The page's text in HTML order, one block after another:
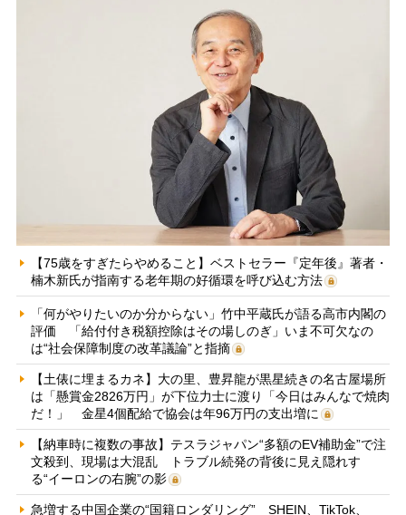
【75歳をすぎたらやめること】ベストセラー『定年後』著者・
楠木新氏が指南する老年期の好循環を呼び込む方法
「何がやりたいのか分からない」竹中平蔵氏が語る高市内閣の
評価 「給付付き税額控除はその場しのぎ」いま不可欠なの
は“社会保障制度の改革議論”と指摘
【土俵に埋まるカネ】大の里、豊昇龍が黒星続きの名古屋場所
は「懸賞金2826万円」が下位力士に渡り「今日はみんなで焼肉
だ！」 金星4個配給で協会は年96万円の支出増に
【納車時に複数の事故】テスラジャパン“多額のEV補助金”で注
文殺到、現場は大混乱 トラブル続発の背後に見え隠れす
る“イーロンの右腕”の影
急増する中国企業の“国籍ロンダリング” SHEIN、TikTok、